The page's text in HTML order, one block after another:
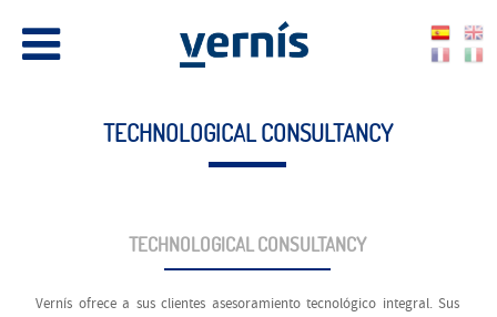
TECHNOLOGICAL CONSULTANCY
TECHNOLOGICAL CONSULTANCY
Vernís ofrece a sus clientes asesoramiento tecnológico integral. Sus